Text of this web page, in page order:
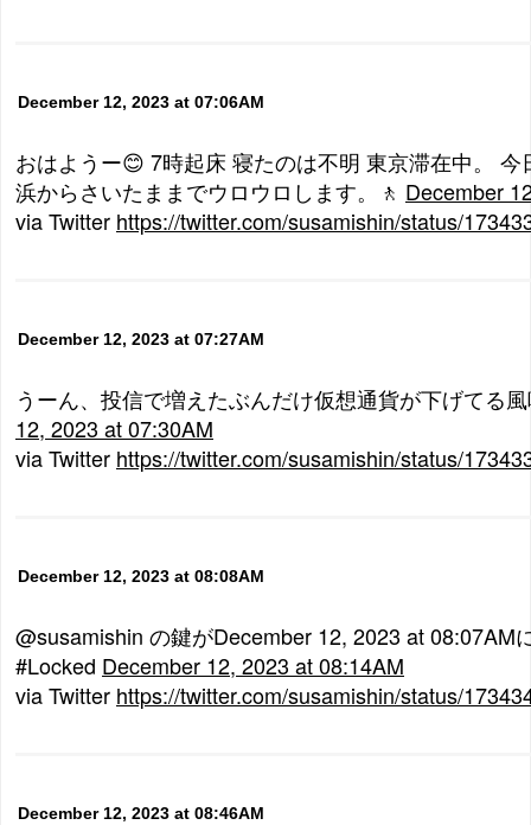
December 12, 2023 at 07:06AM
おはようー😊 7時起床 寝たのは不明 東京滞在中。
浜からさいたままでウロウロします。🚶 December
via Twitter https://twitter.com/susamishin/status/
December 12, 2023 at 07:27AM
うーん、投信で増えたぶんだけ仮想通貨が下げてる
12, 2023 at 07:30AM
via Twitter https://twitter.com/susamishin/status/
December 12, 2023 at 08:08AM
@susamishin の鍵がDecember 12, 2023 at 08:07AM
#Locked December 12, 2023 at 08:14AM
via Twitter https://twitter.com/susamishin/status/
December 12, 2023 at 08:46AM